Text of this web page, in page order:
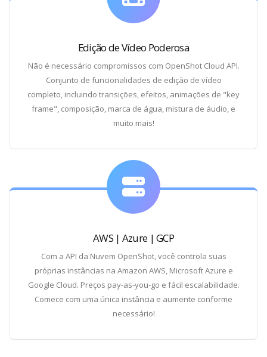
Edição de Vídeo Poderosa
Não é necessário compromissos com OpenShot Cloud API.
Conjunto de funcionalidades de edição de vídeo
completo, incluindo transições, efeitos, animações de "key
frame", composição, marca de água, mistura de áudio, e
muito mais!
AWS | Azure | GCP
Com a API da Nuvem OpenShot, você controla suas
próprias instâncias na Amazon AWS, Microsoft Azure e
Google Cloud. Preços pay-as-you-go e fácil escalabilidade.
Comece com uma única instância e aumente conforme
necessário!